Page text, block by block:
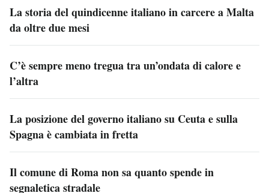
La storia del quindicenne italiano in carcere a Malta
da oltre due mesi
C’è sempre meno tregua tra un’ondata di calore e
l’altra
La posizione del governo italiano su Ceuta e sulla
Spagna è cambiata in fretta
Il comune di Roma non sa quanto spende in
segnaletica stradale